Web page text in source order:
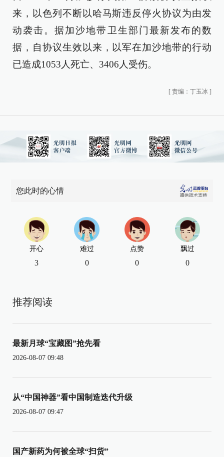
来，以色列不断以哈马斯违反停火协议为由发
动袭击。据加沙地带卫生部门最新发布的数
据，自协议生效以来，以军在加沙地带的行动
已造成1053人死亡、3406人受伤。
[ 责编：丁玉冰 ]
您此时的心情
开心
3
难过
0
点赞
0
飘过
0
推荐阅读
最新月球“宝藏图”抢先看
2026-08-07 09:48
从“中国神器”看中国制造迭代升级
2026-08-07 09:47
国产新药为何被全球“扫货”